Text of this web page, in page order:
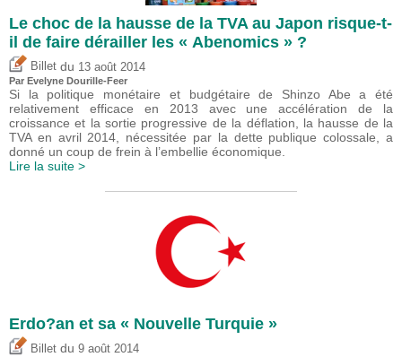
Le choc de la hausse de la TVA au Japon risque-t-
il de faire dérailler les « Abenomics » ?
Billet du 13 août 2014
Par Evelyne Dourille-Feer
Si la politique monétaire et budgétaire de Shinzo Abe a été
relativement efficace en 2013 avec une accélération de la
croissance et la sortie progressive de la déflation, la hausse de la
TVA en avril 2014, nécessitée par la dette publique colossale, a
donné un coup de frein à l’embellie économique.
Lire la suite >
Erdo?an et sa « Nouvelle Turquie »
Billet du 9 août 2014